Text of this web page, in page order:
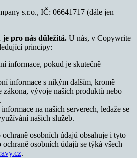
s.r.o., IČ: 06641717 (dále jen
pro nás důležitá. U nás, v Copywrite
principy:
informace, pokud je skutečně
informace s nikým dalším, kromě
zákona, vývoje našich produktů nebo
na našich serverech, ledaže se
našich služeb.
osobních údajů obsahuje i tyto
osobních údajů se týká všech
.